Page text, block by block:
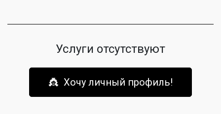
Услуги отсутствуют
👸 Хочу личный профиль!